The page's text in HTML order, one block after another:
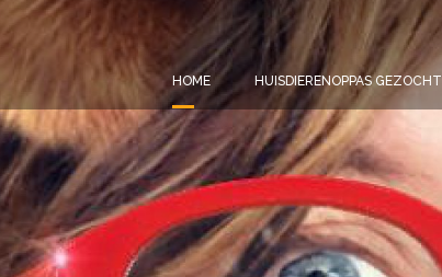
HOME HUISDIERENOPPAS GEZOCHT